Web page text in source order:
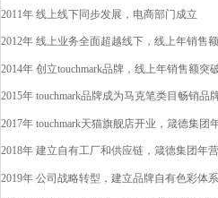
2011年 线上线下同步发展，电商部门成立
2012年 线上业务全面超越线下，线上年销售
2014年 创立touchmark品牌，线上年销售额突
2015年 touchmark品牌成为马克笔类目畅销品
2017年 touchmark天猫旗舰店开业， 箴德集团
2018年 建立自有工厂和供应链， 箴德集团年
2019年 公司战略转型，建立品牌自有色彩体